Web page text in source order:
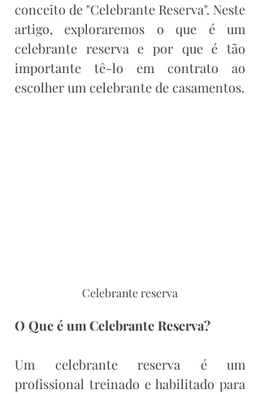
conceito de "Celebrante Reserva". Neste
artigo, exploraremos o que é um
celebrante reserva e por que é tão
importante tê-lo em contrato ao
escolher um celebrante de casamentos.
Celebrante reserva
O Que é um Celebrante Reserva?
Um celebrante reserva é um
profissional treinado e habilitado para